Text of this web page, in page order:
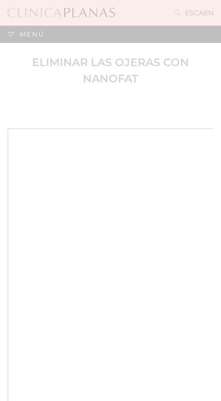
ESCAEN
MENÚ
ELIMINAR LAS OJERAS CON
NANOFAT